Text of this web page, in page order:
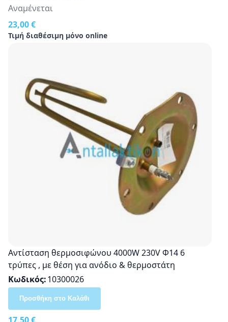
23,00 €
Τιμή διαθέσιμη μόνο online
Αναμένεται
Αντίσταση θερμοσιφώνου 4000W 230V Φ14 6
τρύπες , με θέση για ανόδιο & θερμοστάτη
Κωδικός 10300026
17,50 €
Προσθήκη στο Καλάθι